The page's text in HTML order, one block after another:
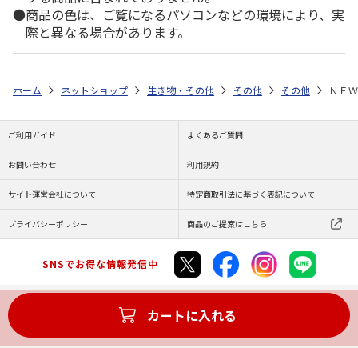
商品の色は、ご覧になるパソコンなどの環境により、実
際と異なる場合があります。
カートに入れる
ホーム ネットショップ 生き物・その他 その他 その他 ＮＥ
ご利用ガイド よくあるご質問
お問い合わせ 利用規約
サイト運営会社について 特定商取引法に基づく表記について
プライバシーポリシー 商品のご提案はこちら
SNSでお得な情報発信中